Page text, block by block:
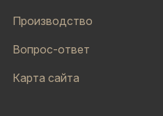
Производство
Вопрос-ответ
Карта сайта